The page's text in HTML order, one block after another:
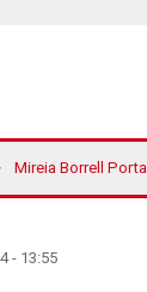
Mireia Borrell Porta Assumeix La Direcció Executiva D‘Ivàlua Amb L’encàrrec De Projectar
- 13:55